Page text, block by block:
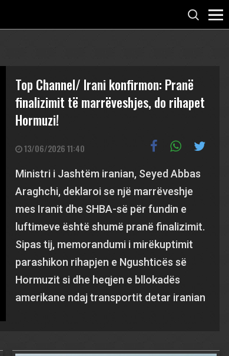
Top Channel/ Irani konfirmon: Pranë
finalizimit të marrëveshjes, do rihapet
Hormuzi!
13/06/2026 11:40
Ministri i Jashtëm iranian, Seyed Abbas
Araghchi, deklaroi se një marrëveshje
mes Iranit dhe SHBA-së për fundin e
luftimeve është shumë pranë finalizimit.
Sipas tij, memorandumi i mirëkuptimit
parashikon rihapjen e Ngushticës së
Hormuzit si dhe heqjen e bllokadës
amerikane ndaj transportit detar iranian